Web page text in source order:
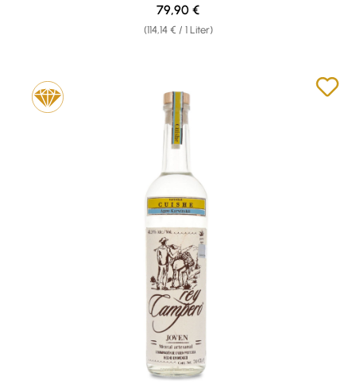
(114,14 € / 1 Liter)
Regulärer Preis:
79,90 €